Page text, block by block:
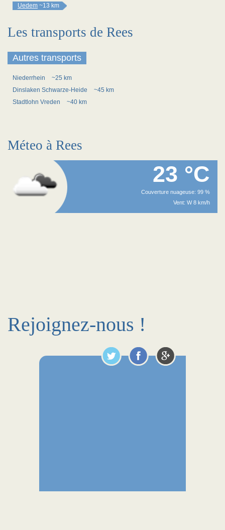
Uedem ~13 km
Les transports de Rees
Autres transports
Niederrhein
~25 km
Dinslaken Schwarze-Heide
~45 km
Stadtlohn Vreden
~40 km
Méteo à Rees
23 °C
Couverture nuageuse: 99 %
Vent: W 8 km/h
Rejoignez-nous !